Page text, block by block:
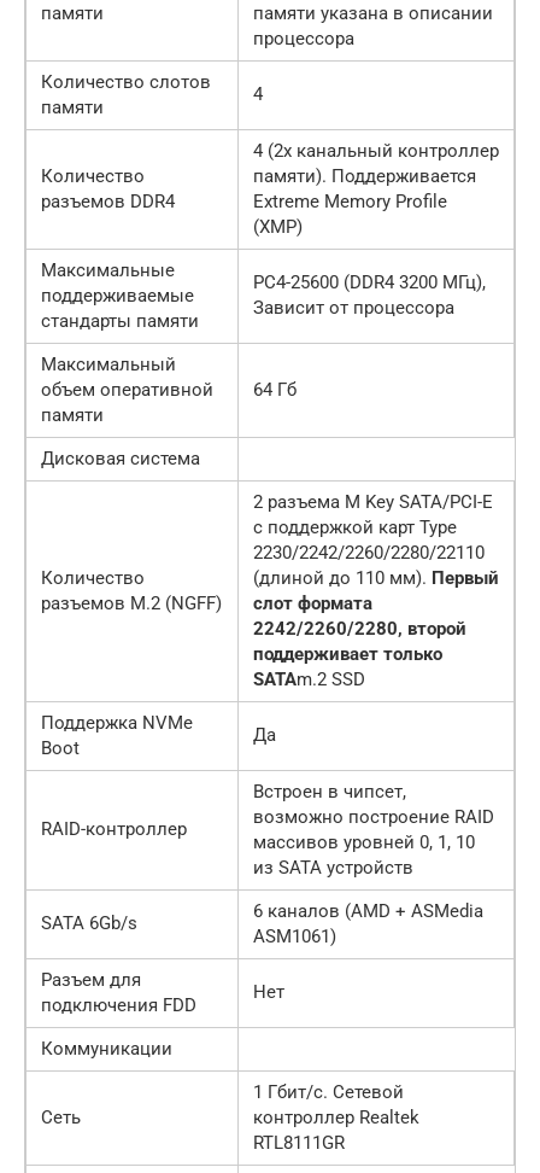
памяти
памяти указана в описании
процессора
Количество слотов
памяти
4
Количество
разъемов DDR4
4 (2х канальный контроллер
памяти). Поддерживается
Extreme Memory Profile
(XMP)
Максимальные
поддерживаемые
стандарты памяти
PC4-25600 (DDR4 3200 МГц),
Зависит от процессора
Максимальный
объем оперативной
памяти
64 Гб
Дисковая система
Количество
разъемов M.2 (NGFF)
2 разъема M Key SATA/PCI-E
с поддержкой карт Type
2230/2242/2260/2280/22110
(длиной до 110 мм). Первый
слот формата
2242/2260/2280, второй
поддерживает только
SATAm.2 SSD
Поддержка NVMe
Boot
Да
RAID-контроллер
Встроен в чипсет,
возможно построение RAID
массивов уровней 0, 1, 10
из SATA устройств
SATA 6Gb/s
6 каналов (AMD + ASMedia
ASM1061)
Разъем для
подключения FDD
Нет
Коммуникации
Сеть
1 Гбит/с. Сетевой
контроллер Realtek
RTL8111GR